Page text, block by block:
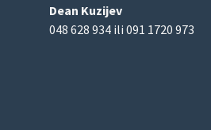
Dean Kuzijev
048 628 934 ili 091 1720 973